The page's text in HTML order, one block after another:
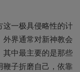
一极具侵略性的计
界通常对新神教会
中最主要的是那些
子折磨自己，依靠